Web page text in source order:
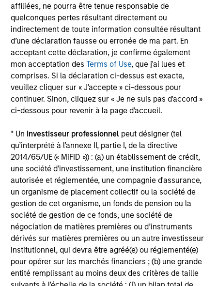
affiliées, ne pourra être tenue responsable de
quelconques pertes résultant directement ou
indirectement de toute information consultée résultant
d’une déclaration fausse ou erronée de ma part. En
acceptant cette déclaration, je confirme également
mon acceptation desTerms of Use, que j'ai lues et
comprises. Si la déclaration ci-dessus est exacte,
veuillez cliquer sur « J'accepte » ci-dessous pour
continuer. Sinon, cliquez sur « Je ne suis pas d'accord »
ci-dessous pour revenir à la page d'accueil.
* Un Investisseur professionnel peut désigner (tel
qu’interprété à l’annexe II, partie I, de la directive
2014/65/UE (« MiFID »)) : (a) un établissement de crédit,
une société d'investissement, une institution financière
autorisée et réglementée, une compagnie d'assurance,
un organisme de placement collectif ou la société de
gestion de cet organisme, un fonds de pension ou la
société de gestion de ce fonds, une société de
négociation de matières premières ou d’instruments
dérivés sur matières premières ou un autre investisseur
institutionnel, qui devra être agréé(e) ou réglementé(e)
pour opérer sur les marchés financiers ; (b) une grande
entité remplissant au moins deux des critères de taille
Investment Approach
The investment team believes that market participants
may often mis-value a company’s default risk, resulting in
bond prices that fail to reflect the true credit profile of a
company. However, the team believes that the market will
re-value the bond prices of high-quality issuers based
over time, thereby offering investors the opportunity to
superior returns over the long term.
The team believes that successful credit management
depends on four factors:
• A value-driven process;
• Forward-looking credit analysis;
• Broad diversification to help reduce portfolio risk;
• A global approach.